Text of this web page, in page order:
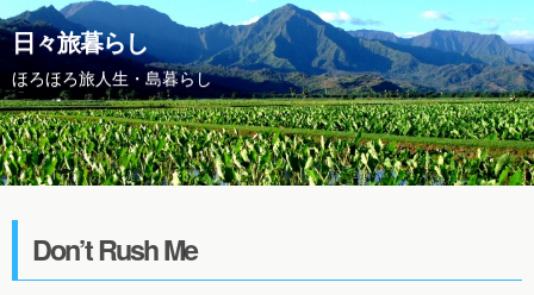
日々旅暮らし
ほろほろ旅人生・島暮らし
Don’t Rush Me